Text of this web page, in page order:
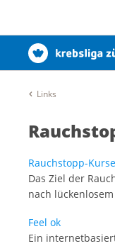
Links
Rauchstopp-
Das Ziel der
nach
Feel ok
Ein